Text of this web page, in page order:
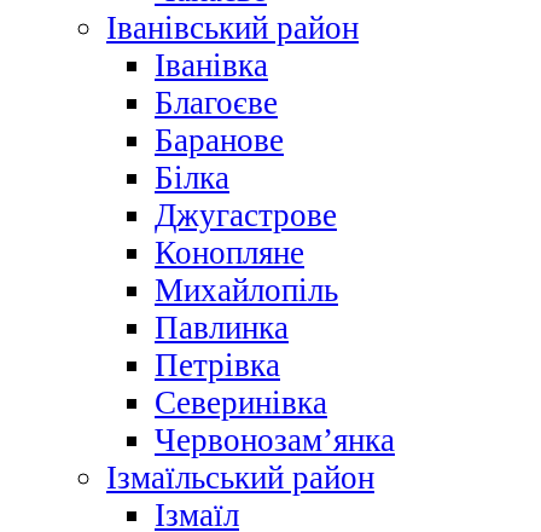
Іванівський район
Іванівка
Благоєве
Баранове
Білка
Джугастрове
Конопляне
Михайлопіль
Павлинка
Петрівка
Северинівка
Червонозам’янка
Ізмаїльський район
Ізмаїл